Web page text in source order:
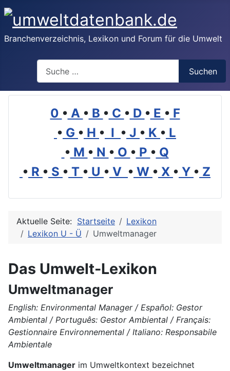
Branchenverzeichnis, Lexikon und Forum für die Umwelt
Suchen
0 • A • B • C • D • E • F
• G • H • I • J • K • L
• M • N • O • P • Q
• R • S • T • U • V • W • X • Y • Z
Aktuelle Seite: Startseite
Lexikon
Lexikon U - Ü
Umweltmanager
Das Umwelt-Lexikon
Umweltmanager
English: Environmental Manager / Español: Gestor
Ambiental / Português: Gestor Ambiental / Français:
Gestionnaire Environnemental / Italiano: Responsabile
Ambientale
Umweltmanager im Umweltkontext bezeichnet